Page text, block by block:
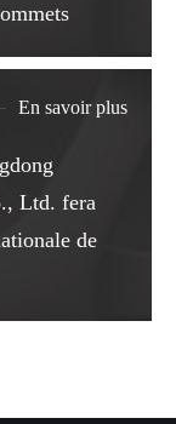
En savoir plus
Ltd. fera
de